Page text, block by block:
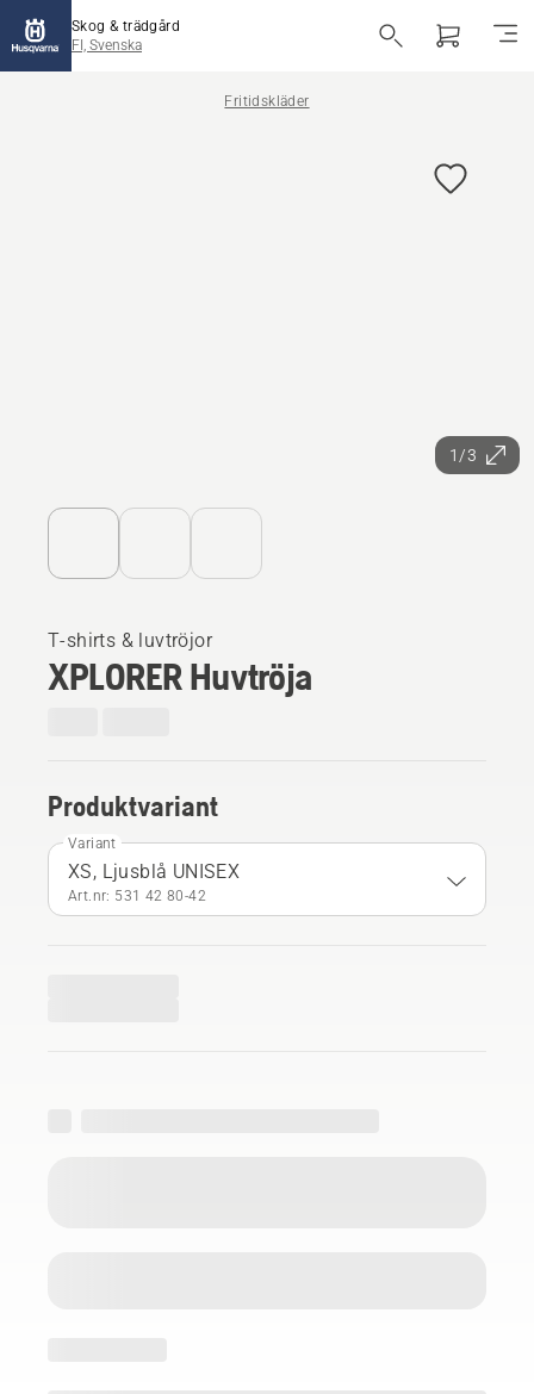
Skog & trädgård
FI, Svenska
Fritidskläder
1/3
T-shirts & luvtröjor
XPLORER Huvtröja
Produktvariant
Variant
XS, Ljusblå UNISEX
Art.nr: 531 42 80‑42